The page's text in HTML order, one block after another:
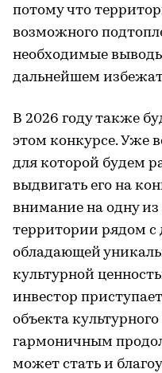
потому что
возможного
необходимые
дальнейшем
В 2026 году также
этом конкурсе. Уже
для которой будем
выдвигать его на
внимание на одну из
территории рядом
обладающей
культурной
инвестор
объекта
гармоничным
может стать и